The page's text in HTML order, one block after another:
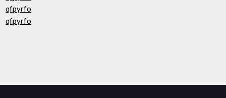
qfpyrfo
qfpyrfo